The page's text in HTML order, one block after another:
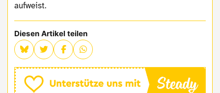
aufweist.
Diesen Artikel teilen